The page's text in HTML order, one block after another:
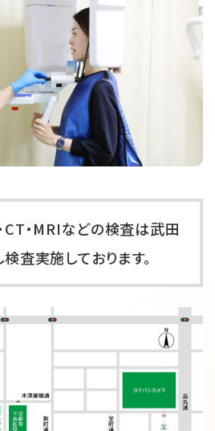
CT・MRIなどの検査は武⽥
査実施しております。